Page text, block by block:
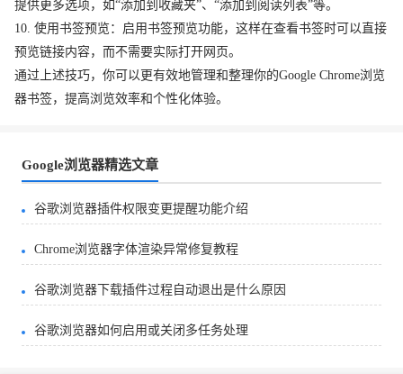
提供更多选项，如“添加到收藏夹”、“添加到阅读列表”等。
10. 使用书签预览：启用书签预览功能，这样在查看书签时可以直接
预览链接内容，而不需要实际打开网页。
通过上述技巧，你可以更有效地管理和整理你的Google Chrome浏览
器书签，提高浏览效率和个性化体验。
Google浏览器精选文章
谷歌浏览器插件权限变更提醒功能介绍
Chrome浏览器字体渲染异常修复教程
谷歌浏览器下载插件过程自动退出是什么原因
谷歌浏览器如何启用或关闭多任务处理